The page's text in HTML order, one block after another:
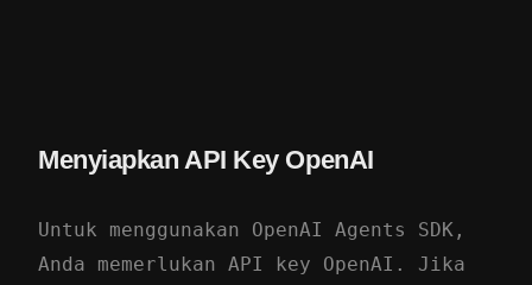
Menyiapkan API Key OpenAI
Untuk menggunakan OpenAI Agents SDK,
Anda memerlukan API key OpenAI. Jika